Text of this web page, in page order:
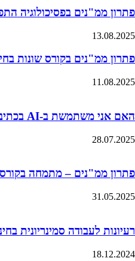
פתרון ממ"נים בפסיכולוגיה
13.08.2025
פתרון ממ"נים בקורס שונות
11.08.2025
האם אני משתמשת ב-AI בכתיבה?
28.07.2025
פתרון ממ"נים – מתמחה בקורס
31.05.2025
רעיונות לעבודה סמינריונית
18.12.2024